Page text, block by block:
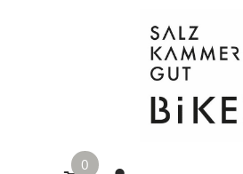
0